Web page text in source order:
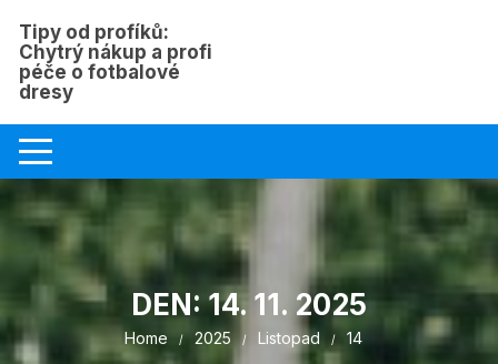
content
Tipy od profíků:
Chytrý nákup a profi
péče o fotbalové
dresy
DEN:14. 11. 2025
Home 2025 Listopad 14